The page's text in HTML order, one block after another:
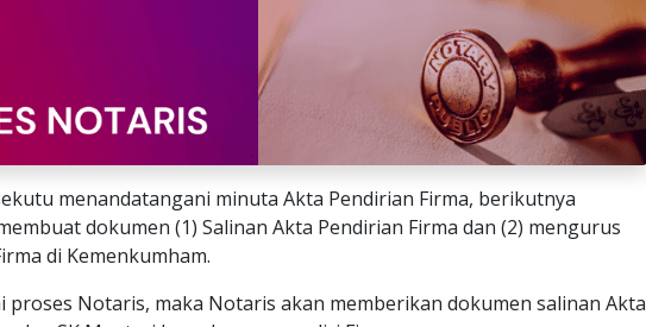
menandatangani minuta Akta Pendirian Firma, berikutnya
dokumen (1) Salinan Akta Pendirian Firma dan (2) mengurus
di Kemenkumham.
proses Notaris, maka Notaris akan memberikan dokumen salinan Akta